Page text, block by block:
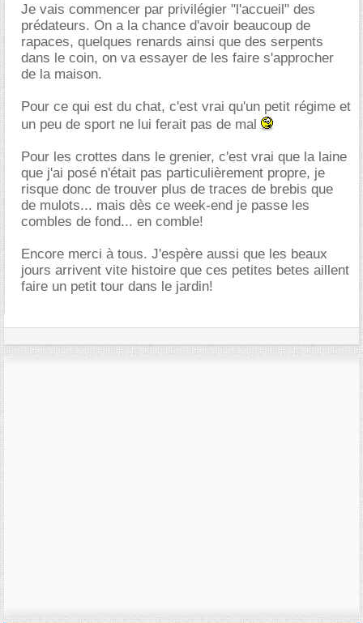
Je vais commencer par privilégier "l'accueil" des
prédateurs. On a la chance d'avoir beaucoup de
rapaces, quelques renards ainsi que des serpents
dans le coin, on va essayer de les faire s'approcher
de la maison.
Pour ce qui est du chat, c'est vrai qu'un petit régime et
un peu de sport ne lui ferait pas de mal
Pour les crottes dans le grenier, c'est vrai que la laine
que j'ai posé n'était pas particulièrement propre, je
risque donc de trouver plus de traces de brebis que
de mulots... mais dès ce week-end je passe les
combles de fond... en comble!
Encore merci à tous. J'espère aussi que les beaux
jours arrivent vite histoire que ces petites betes aillent
faire un petit tour dans le jardin!